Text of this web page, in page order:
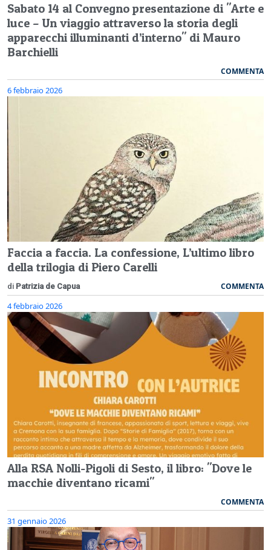
Sabato 14 al Convegno presentazione di "Arte e
luce – Un viaggio attraverso la storia degli
apparecchi illuminanti d’interno" di Mauro
Barchielli
COMMENTA
6 febbraio 2026
Faccia a faccia. La confessione, L’ultimo libro
della trilogia di Piero Carelli
di Patrizia de Capua COMMENTA
4 febbraio 2026
Alla RSA Nolli-Pigoli di Sesto, il libro: "Dove le
macchie diventano ricami"
COMMENTA
31 gennaio 2026